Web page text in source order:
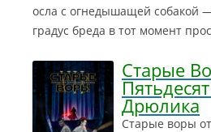
осла с огнедышащей собакой
градус бреда в тот момент
Старые
Дрюлика
Старые воры